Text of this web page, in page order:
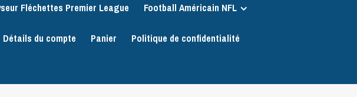
Fléchettes Premier League Football Américain NFL
Détails du compte Panier Politique de confidentialité